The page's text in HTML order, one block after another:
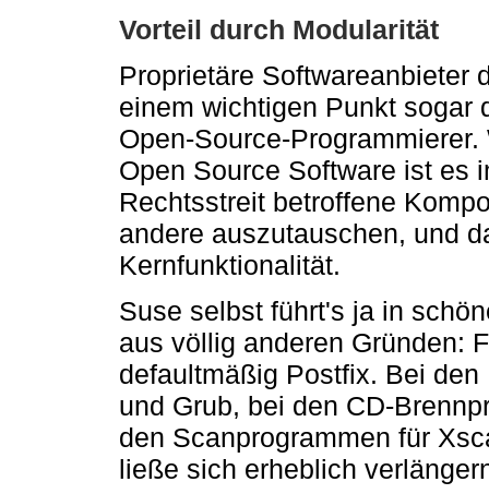
Vorteil durch Modularität
Proprietäre Softwareanbieter
einem wichtigen Punkt sogar
Open-Source-
Open Source Software ist es
Rechtsstreit betroffene
andere auszutauschen, und
Kernfunktionalität.
Suse selbst führt's ja in
aus völlig anderen Gründen:
defaultmäßig Postfix. Bei
und Grub, bei den CD-
den Scanprogrammen für
ließe sich erheblich